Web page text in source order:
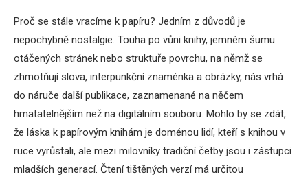
Proč se stále vracíme k papíru? Jedním z důvodů je
nepochybně nostalgie. Touha po vůni knihy, jemném šumu
otáčených stránek nebo struktuře povrchu, na němž se
zhmotňují slova, interpunkční znaménka a obrázky, nás vrhá
do náruče další publikace, zaznamenané na něčem
hmatatelnějším než na digitálním souboru. Mohlo by se zdát,
že láska k papírovým knihám je doménou lidí, kteří s knihou v
ruce vyrůstali, ale mezi milovníky tradiční četby jsou i zástupci
mladších generací. Čtení tištěných verzí má určitou